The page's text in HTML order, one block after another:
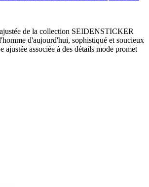
de la collection SEIDENSTICKER
d'aujourd'hui, sophistiqué et soucieux
ajustée associée à des détails mode promet